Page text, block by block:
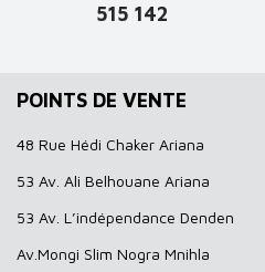
515 142
POINTS DE VENTE
48 Rue Hédi Chaker Ariana
53 Av. Ali Belhouane Ariana
53 Av. L’indépendance Denden
Av.Mongi Slim Nogra Mnihla